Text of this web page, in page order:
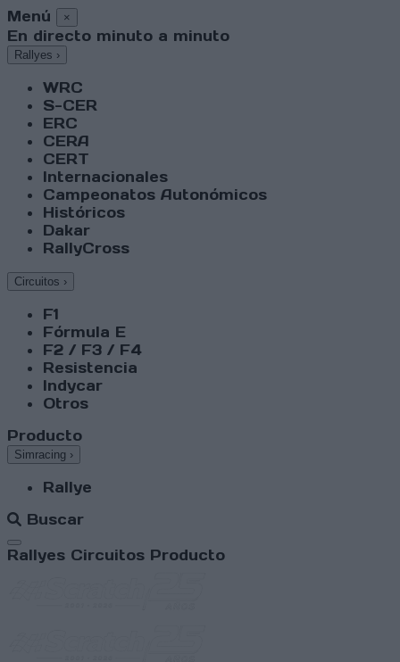
Menú ×
En directo minuto a minuto
Rallyes ›
WRC
S-CER
ERC
CERA
CERT
Internacionales
Campeonatos Autonómicos
Históricos
Dakar
RallyCross
Circuitos ›
F1
Fórmula E
F2 / F3 / F4
Resistencia
Indycar
Otros
Producto
Simracing ›
Rallye
Buscar
Abrir menú
Rallyes Circuitos Producto